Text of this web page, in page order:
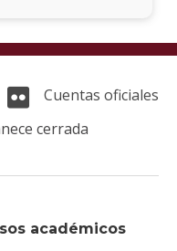
académicos
Cuentas oficiales
cerrada